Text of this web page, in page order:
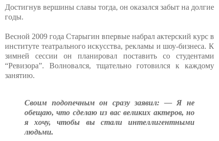
Достигнув вершины славы тогда, он оказался забыт на долгие
годы.
Весной 2009 года Старыгин впервые набрал актерский курс в
институте театрального искусства, рекламы и шоу-бизнеса. К
зимней сессии он планировал поставить со студентами
“Ревизора”. Волновался, тщательно готовился к каждому
занятию.
Своим подопечным он сразу заявил: — Я не
обещаю, что сделаю из вас великих актеров, но
я хочу, чтобы вы стали интеллигентными
людьми.